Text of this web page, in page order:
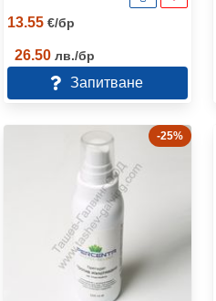
13.55 €/бр
26.50 лв./бр
Запитване
-25%